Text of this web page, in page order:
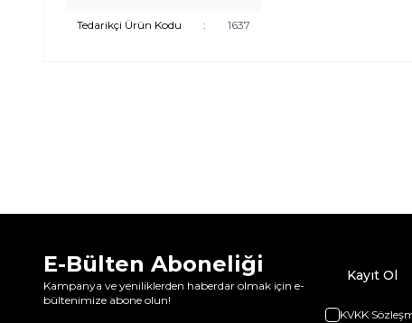
Tedarikçi Ürün Kodu : 1637
E-Bülten Aboneliği
Kampanya ve yeniliklerden haberdar olmak için e-
bültenimize abone olun!
Kayıt Ol
KVKK